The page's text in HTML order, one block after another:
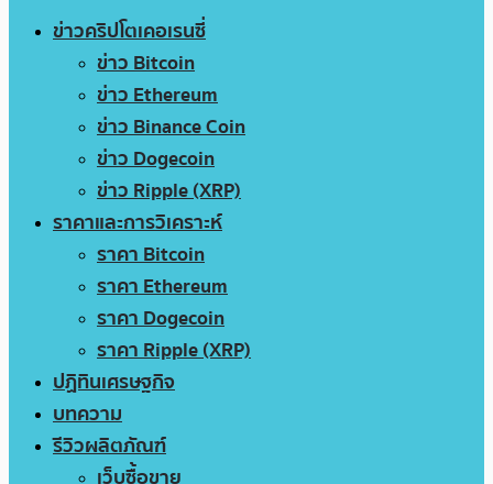
ข่าวคริปโตเคอเรนซี่
ข่าว Bitcoin
ข่าว Ethereum
ข่าว Binance Coin
ข่าว Dogecoin
ข่าว Ripple (XRP)
ราคาและการวิเคราะห์
ราคา Bitcoin
ราคา Ethereum
ราคา Dogecoin
ราคา Ripple (XRP)
ปฏิทินเศรษฐกิจ
บทความ
รีวิวผลิตภัณฑ์